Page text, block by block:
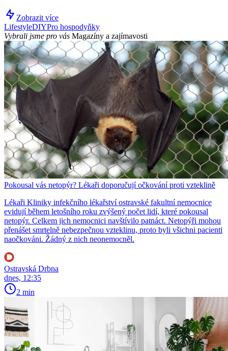
Zobrazit více
LifestyleDIYPro hospodyňky
Vybrali jsme pro vás Magazíny a zajímavosti
Pokousal vás netopýr? Lékaři doporučují očkování proti vzteklině
Lékaři Kliniky infekčního lékařství ostravské fakultní nemocnice
evidují během letošního roku zvýšený počet lidí, které pokousal
netopýr. Celkem jich nemocnici navštívilo patnáct. Netopýři mohou
přenášet smrtelně nebezpečnou vzteklinu, proto byli všichni pacienti
naočkováni. Žádný z nich neonemocněl.
Ostravská Drbna
dnes, 12:35
2 min